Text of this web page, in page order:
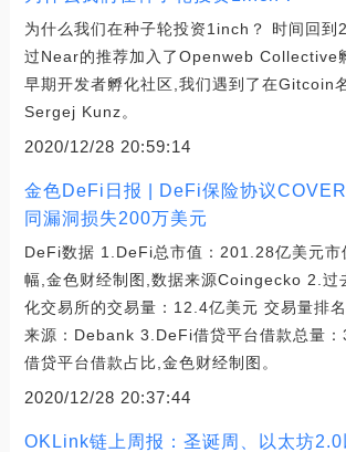
为什么我们在种子轮投资1inch？ 时间回到
过Near的推荐加入了Openweb Collective
早期开发者孵化社区,我们遇到了在Gitcoin
Sergej Kunz。
2020/12/28 20:59:14
金色DeFi日报 | DeFi保险协议
同漏洞损失200万美元
DeFi数据 1.DeFi总市值：201.28亿美元市
幅,金色财经制图,数据来源Coingecko 2.过
化交易所的交易量：12.4亿美元 交易量排
来源：Debank 3.DeFi借贷平台借款总量
借贷平台借款占比,金色财经制图。
2020/12/28 20:37:44
OKLink链上周报：圣诞周、以太坊2.0